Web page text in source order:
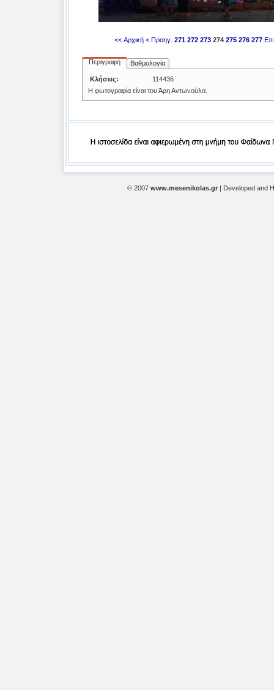
<< Αρχική < Προηγ. 271 272 273 274 275 276 277
Περιγραφή Βαθμολογία
Κλήσεις:
114436
H φωτογραφία είναι του Άρη Αντωνούλα.
© 2007 www.mesenikolas.gr | Developed and